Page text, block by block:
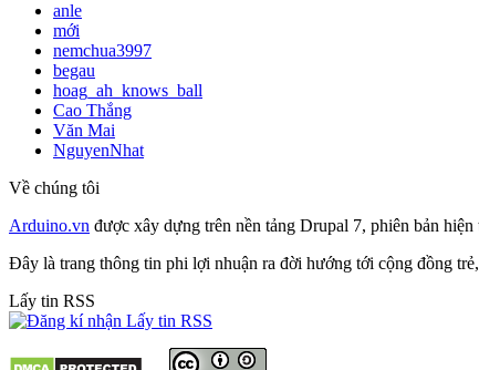
anle
mới
nemchua3997
begau
hoag_ah_knows_ball
Cao Thắng
Văn Mai
NguyenNhat
Về chúng tôi
Arduino.vn được xây dựng trên nền tảng Drupal 7, phiên bản hiện
Đây là trang thông tin phi lợi nhuận ra đời hướng tới cộng đồng
Lấy tin RSS